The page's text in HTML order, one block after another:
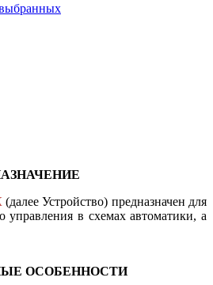
(далее Устройство) предназначен для
управления в схемах автоматики, а
ОСОБЕННОСТИ